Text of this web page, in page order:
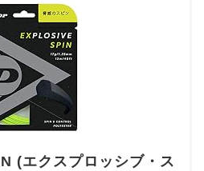
(エクスプロッシブ・ス